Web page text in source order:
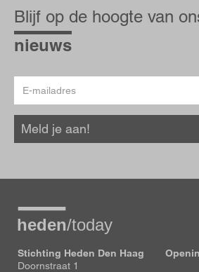
op
de
hoogte
Blijf op de hoogte van
nieuws
mailadres
Meld je aan!
Stichting Heden Den Haag
Doornstraat 1